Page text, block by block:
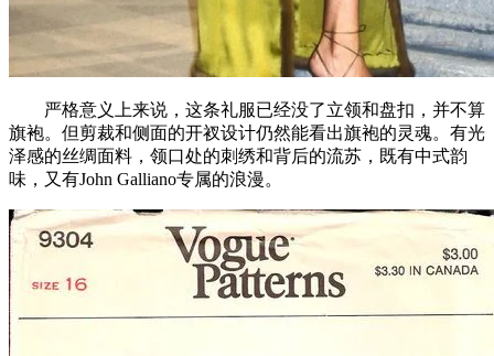
严格意义上来说，这条礼服已经没了立领和盘扣，并不算
旗袍。但剪裁和侧面的开衩设计仍然能看出旗袍的灵魂。有光
泽感的丝绸面料，领口处的刺绣和背后的流苏，既有中式韵
味，又有John Galliano专属的浪漫。